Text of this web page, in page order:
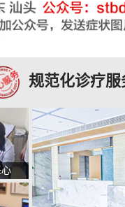
规范化诊疗服